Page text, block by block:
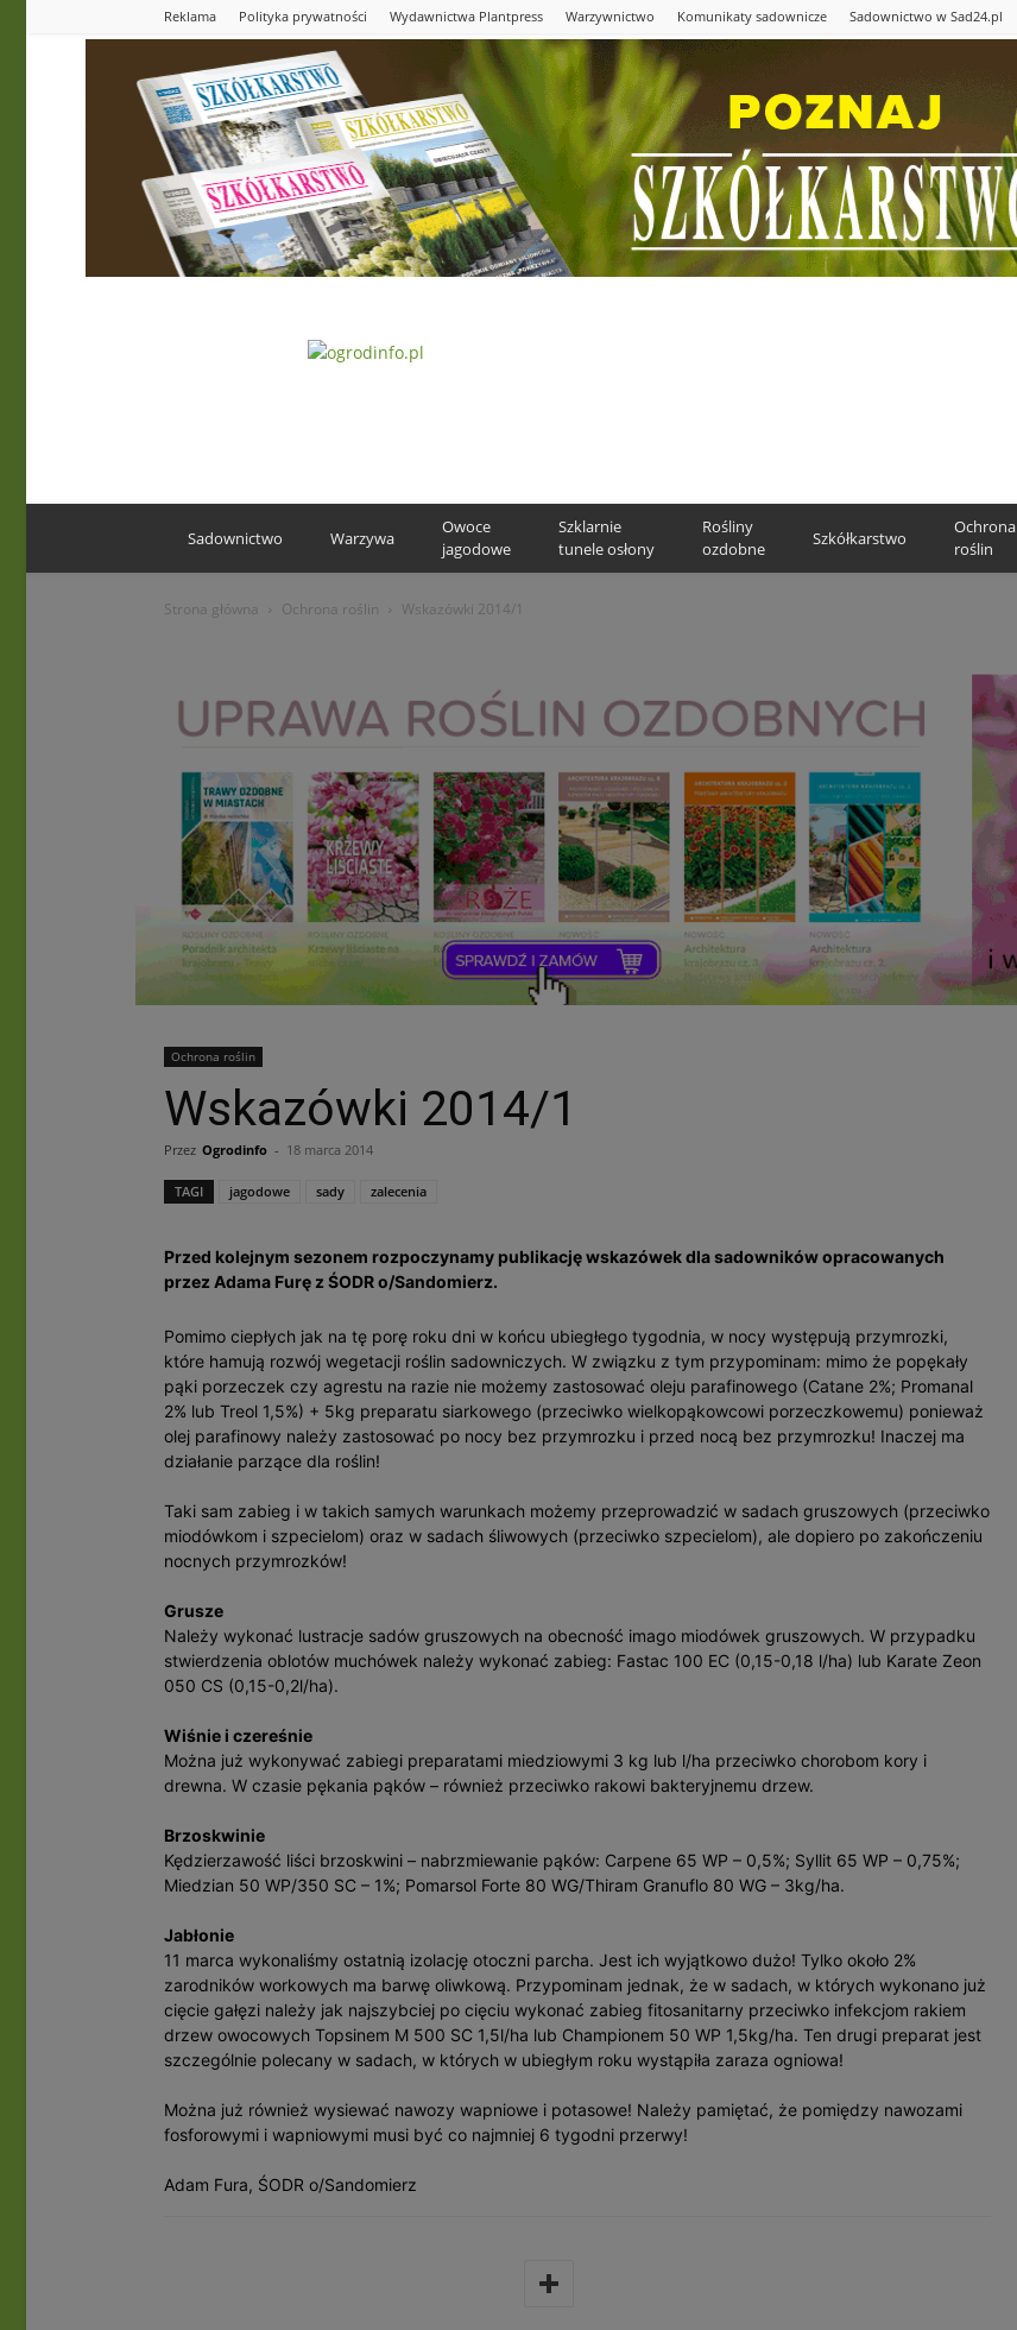
Reklama Polityka prywatności Wydawnictwa Plantpress Warzywnictwo Komunikaty sadownicze Sadownictwo w Sad24.pl
Sadownictwo Warzywa
Owoce
jagodowe
Szklarnie
tunele osłony
Rośliny
ozdobne
Szkółkarstwo
Ochrona
roślin
Strona główna Ochrona roślin Wskazówki 2014/1
Ochrona roślin
Wskazówki 2014/1
Przez Ogrodinfo - 18 marca 2014
TAGI jagodowe sady zalecenia
Przed kolejnym sezonem rozpoczynamy publikację wskazówek dla sadowników opracowanych
przez Adama Furę z ŚODR o/Sandomierz.
Pomimo ciepłych jak na tę porę roku dni w końcu ubiegłego tygodnia, w nocy występują przymrozki,
które hamują rozwój wegetacji roślin sadowniczych. W związku z tym przypominam: mimo że popękały
pąki porzeczek czy agrestu na razie nie możemy zastosować oleju parafinowego (Catane 2%; Promanal
2% lub Treol 1,5%) + 5kg preparatu siarkowego (przeciwko wielkopąkowcowi porzeczkowemu) ponieważ
olej parafinowy należy zastosować po nocy bez przymrozku i przed nocą bez przymrozku! Inaczej ma
działanie parzące dla roślin!
Taki sam zabieg i w takich samych warunkach możemy przeprowadzić w sadach gruszowych (przeciwko
miodówkom i szpecielom) oraz w sadach śliwowych (przeciwko szpecielom), ale dopiero po zakończeniu
nocnych przymrozków!
Grusze
Należy wykonać lustracje sadów gruszowych na obecność imago miodówek gruszowych. W przypadku
stwierdzenia oblotów muchówek należy wykonać zabieg: Fastac 100 EC (0,15-0,18 l/ha) lub Karate Zeon
050 CS (0,15-0,2l/ha).
Wiśnie i czereśnie
Można już wykonywać zabiegi preparatami miedziowymi 3 kg lub l/ha przeciwko chorobom kory i
drewna. W czasie pękania pąków – również przeciwko rakowi bakteryjnemu drzew.
Brzoskwinie
Kędzierzawość liści brzoskwini – nabrzmiewanie pąków: Carpene 65 WP – 0,5%; Syllit 65 WP – 0,75%;
Miedzian 50 WP/350 SC – 1%; Pomarsol Forte 80 WG/Thiram Granuflo 80 WG – 3kg/ha.
Jabłonie
11 marca wykonaliśmy ostatnią izolację otoczni parcha. Jest ich wyjątkowo dużo! Tylko około 2%
zarodników workowych ma barwę oliwkową. Przypominam jednak, że w sadach, w których wykonano już
cięcie gałęzi należy jak najszybciej po cięciu wykonać zabieg fitosanitarny przeciwko infekcjom rakiem
drzew owocowych Topsinem M 500 SC 1,5l/ha lub Championem 50 WP 1,5kg/ha. Ten drugi preparat jest
szczególnie polecany w sadach, w których w ubiegłym roku wystąpiła zaraza ogniowa!
Można już również wysiewać nawozy wapniowe i potasowe! Należy pamiętać, że pomiędzy nawozami
fosforowymi i wapniowymi musi być co najmniej 6 tygodni przerwy!
Adam Fura, ŚODR o/Sandomierz